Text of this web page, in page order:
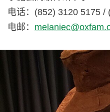
电话：(852) 3120 5175
电邮：